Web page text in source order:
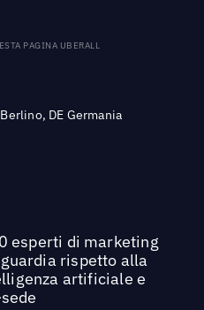
PAGINA UBERALL
DE Germania
esperti di marketing
rispetto alla
artificiale e